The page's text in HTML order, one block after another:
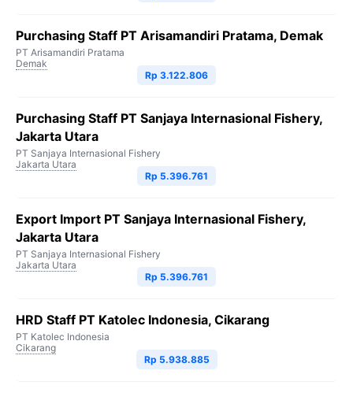
Purchasing Staff PT Arisamandiri Pratama, Demak
PT Arisamandiri Pratama
Demak
Rp 3.122.806
Purchasing Staff PT Sanjaya Internasional Fishery,
Jakarta Utara
PT Sanjaya Internasional Fishery
Jakarta Utara
Rp 5.396.761
Export Import PT Sanjaya Internasional Fishery,
Jakarta Utara
PT Sanjaya Internasional Fishery
Jakarta Utara
Rp 5.396.761
HRD Staff PT Katolec Indonesia, Cikarang
PT Katolec Indonesia
Cikarang
Rp 5.938.885